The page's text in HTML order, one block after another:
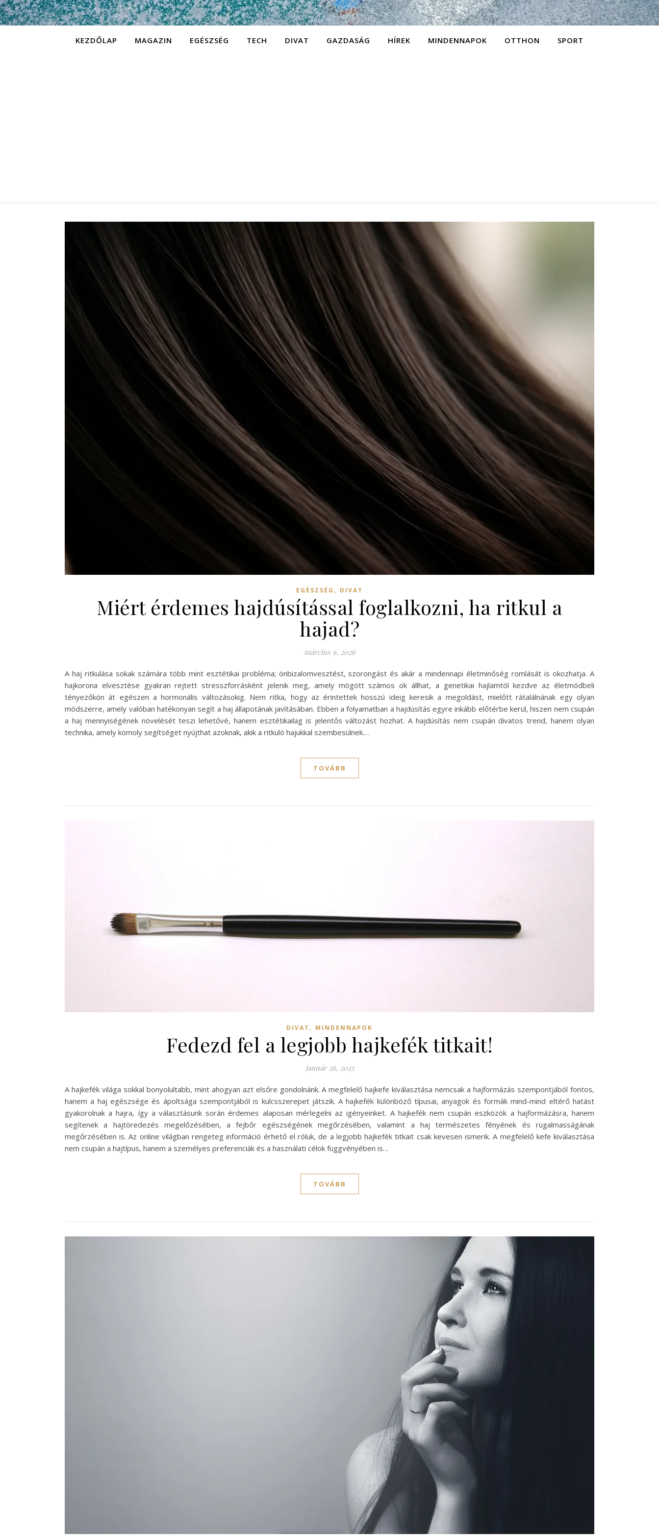
KEZDŐLAP MAGAZIN EGÉSZSÉG TECH DIVAT GAZDASÁG HÍREK MINDENNAPOK OTTHON SPORT
EGÉSZSÉG , DIVAT
Miért érdemes hajdúsítással foglalkozni, ha ritkul a
hajad?
március 9, 2026
A haj ritkulása sokak számára több mint esztétikai probléma; önbizalomvesztést, szorongást és akár a mindennapi életminőség romlását is okozhatja. A
hajkorona elvesztése gyakran rejtett stresszforrásként jelenik meg, amely mögött számos ok állhat, a genetikai hajlamtól kezdve az életmódbeli
tényezőkön át egészen a hormonális változásokig. Nem ritka, hogy az érintettek hosszú ideig keresik a megoldást, mielőtt rátalálnának egy olyan
módszerre, amely valóban hatékonyan segít a haj állapotának javításában. Ebben a folyamatban a hajdúsítás egyre inkább előtérbe kerül, hiszen nem csupán
a haj mennyiségének növelését teszi lehetővé, hanem esztétikailag is jelentős változást hozhat. A hajdúsítás nem csupán divatos trend, hanem olyan
technika, amely komoly segítséget nyújthat azoknak, akik a ritkuló hajukkal szembesülnek.…
TOVÁBB
DIVAT , MINDENNAPOK
Fedezd fel a legjobb hajkefék titkait!
január 26, 2025
A hajkefék világa sokkal bonyolultabb, mint ahogyan azt elsőre gondolnánk. A megfelelő hajkefe kiválasztása nemcsak a hajformázás szempontjából fontos,
hanem a haj egészsége és ápoltsága szempontjából is kulcsszerepet játszik. A hajkefék különböző típusai, anyagok és formák mind-mind eltérő hatást
gyakorolnak a hajra, így a választásunk során érdemes alaposan mérlegelni az igényeinket. A hajkefék nem csupán eszközök a hajformázásra, hanem
segítenek a hajtöredezés megelőzésében, a fejbőr egészségének megőrzésében, valamint a haj természetes fényének és rugalmasságának
megőrzésében is. Az online világban rengeteg információ érhető el róluk, de a legjobb hajkefék titkait csak kevesen ismerik. A megfelelő kefe kiválasztása
nem csupán a hajtípus, hanem a személyes preferenciák és a használati célok függvényében is…
TOVÁBB